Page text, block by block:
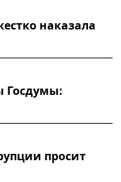
наказала
Госдумы:
просит